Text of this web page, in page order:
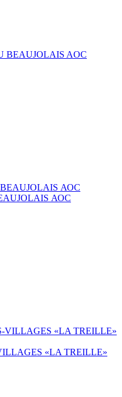
BEAUJOLAIS AOC
АОС
«LA TREILLE»